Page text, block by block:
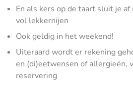
En als kers op de taart sluit je
vol lekkernijen
Ook geldig in het weekend!
Uiteraard wordt er rekening
en (di)eetwensen of allergieën,
reservering